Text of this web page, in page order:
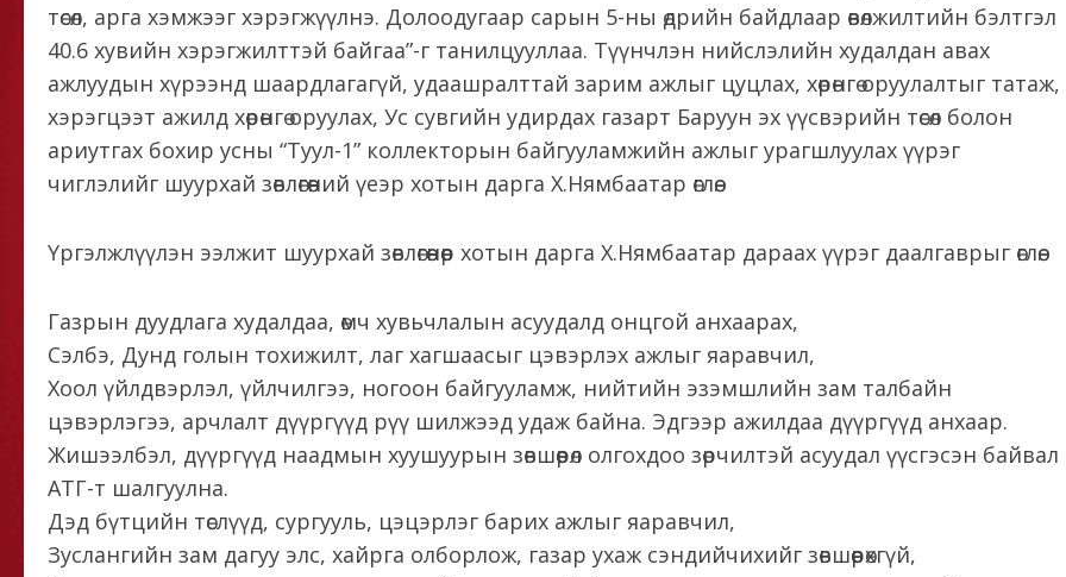
төсөл, арга хэмжээг хэрэгжүүлнэ. Долоодугаар сарын 5-ны өдрийн байдлаар өвөлжилтийн бэлтгэл
40.6 хувийн хэрэгжилттэй байгаа”-г танилцууллаа. Түүнчлэн нийслэлийн худалдан авах
ажлуудын хүрээнд шаардлагагүй, удаашралттай зарим ажлыг цуцлах, хөрөнгө оруулалтыг татаж,
хэрэгцээт ажилд хөрөнгө оруулах, Ус сувгийн удирдах газарт Баруун эх үүсвэрийн төсөл болон
ариутгах бохир усны “Туул-1” коллекторын байгууламжийн ажлыг урагшлуулах үүрэг
чиглэлийг шуурхай зөвлөгөөний үеэр хотын дарга Х.Нямбаатар өглөө.
Үргэлжлүүлэн ээлжит шуурхай зөвлөгөөнөөр хотын дарга Х.Нямбаатар дараах үүрэг даалгаврыг өглөө.
Газрын дуудлага худалдаа, өмч хувьчлалын асуудалд онцгой анхаарах,
Сэлбэ, Дунд голын тохижилт, лаг хагшаасыг цэвэрлэх ажлыг яаравчил,
Хоол үйлдвэрлэл, үйлчилгээ, ногоон байгууламж, нийтийн эзэмшлийн зам талбайн
цэвэрлэгээ, арчлалт дүүргүүд рүү шилжээд удаж байна. Эдгээр ажилдаа дүүргүүд анхаар.
Жишээлбэл, дүүргүүд наадмын хуушуурын зөвшөөрөл олгохдоо зөрчилтэй асуудал үүсгэсэн байвал
АТГ-т шалгуулна.
Дэд бүтцийн төслүүд, сургууль, цэцэрлэг барих ажлыг яаравчил,
Зуслангийн зам дагуу элс, хайрга олборлож, газар ухаж сэндийчихийг зөвшөөрөхгүй,